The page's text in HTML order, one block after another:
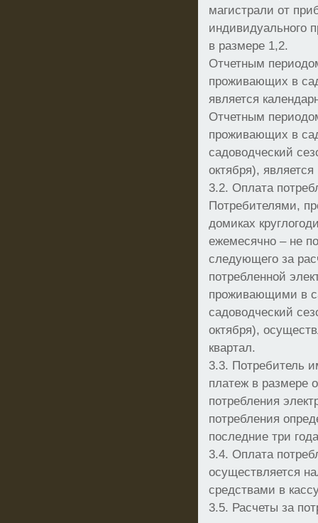
магистрали от
индивидуального
в размере 1,2.
Отчетным
проживающих в
является
Отчетным
проживающих в
садоводческий
октября), является
3.2. Оплата
Потребителями,
домиках
ежемесячно – не
следующего за
потребленной
проживающими в
садоводческий
октября),
квартал.
3.3. Потребитель
платеж в размере
потребления
потребления
последние три
3.4. Оплата
осуществляется
средствами в
3.5. Расчеты за